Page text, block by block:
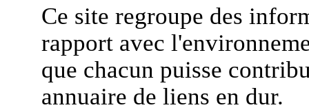
Ce site regroupe des
rapport avec
que chacun puisse
annuaire de liens en dur.